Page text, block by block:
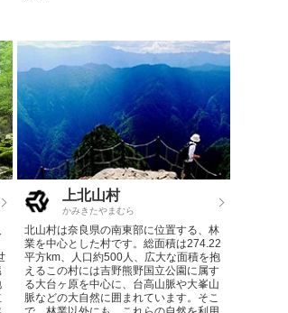
上北山村
かみきたやまむら
北山村は奈良県の南東部に位置する、林
業を中心とした村です。総面積は274.22
平方km、人口約500人、広大な面積を抱
えるこの村には吉野熊野国立公園に属す
る大台ヶ原を中心に、台高山脈や大峯山
脈などの大自然に囲まれています。そこ